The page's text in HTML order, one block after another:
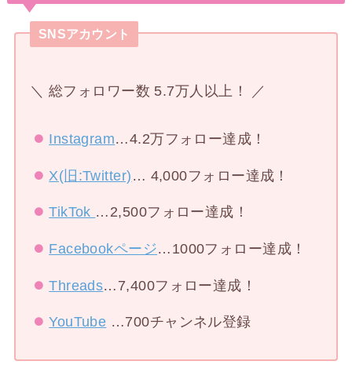
SNSアカウント
＼ 総フォロワー数 5.7万人以上！ ／
Instagram…4.2万フォロー達成！
X(旧:Twitter) … 4,000フォロー達成！
TikTok …2,500フォロー達成！
Facebookページ…1000フォロー達成！
Threads…7,400フォロー達成！
YouTube …700チャンネル登録